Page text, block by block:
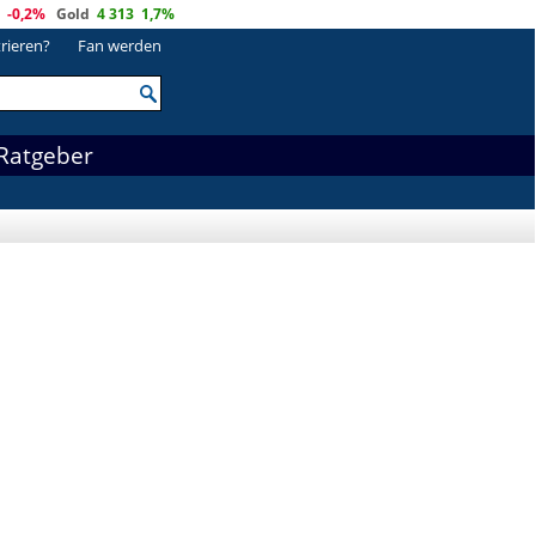
-0,2% Gold 4 313 1,7%
Fan werden